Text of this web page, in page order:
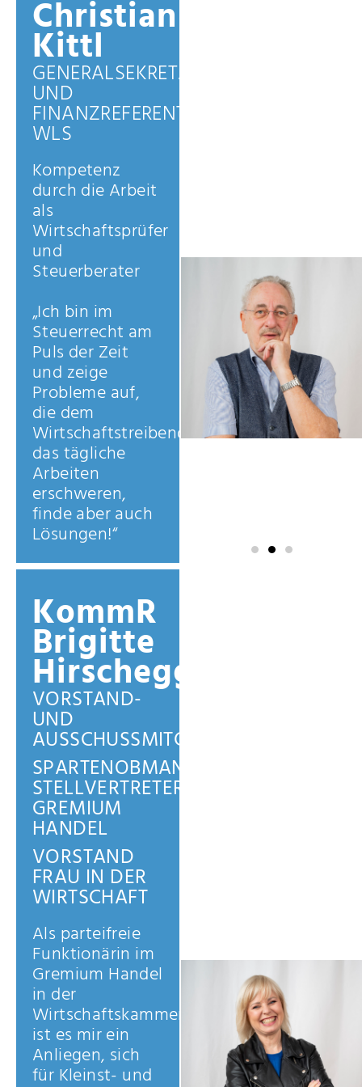
Christian
Kittl
GENERALSEKRETÄR
UND
FINANZREFERENT
WLS
Kompetenz
durch die Arbeit
als
Wirtschaftsprüfer
und
Steuerberater
„Ich bin im
Steuerrecht am
Puls der Zeit
und zeige
Probleme auf,
die dem
Wirtschaftstreibenden
das tägliche
Arbeiten
erschweren,
finde aber auch
Lösungen!“
KommR
Brigitte
Hirschegger
VORSTAND-
UND
AUSSCHUSSMITGLIED
SPARTENOBMANN
STELLVERTRETERIN
GREMIUM
HANDEL
VORSTAND
FRAU IN DER
WIRTSCHAFT
Als parteifreie
Funktionärin im
Gremium Handel
in der
Wirtschaftskammer
ist es mir ein
Anliegen, sich
für Kleinst- und